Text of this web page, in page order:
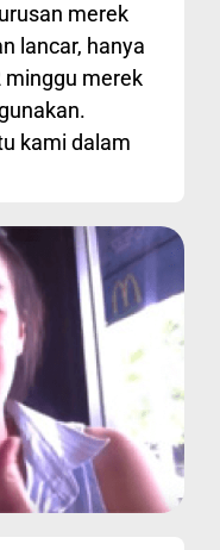
merek
lancar, hanya
minggu merek
kami dalam